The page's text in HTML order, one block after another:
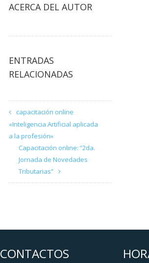
ACERCA DEL AUTOR
ENTRADAS
RELACIONADAS
capacitación online
«Inteligencia Artificial aplicada
a la profesión»
Capacitación online: “2da.
Jornada de Novedades
Tributarias”
CONTACTOS